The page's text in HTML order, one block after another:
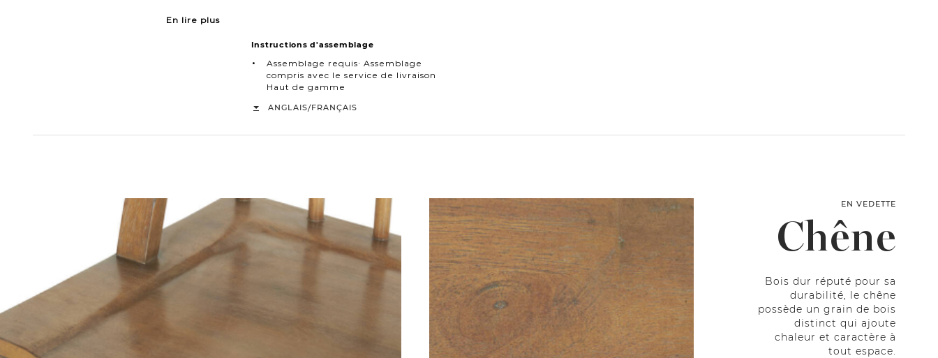
En lire plus
Instructions d'assemblage
Assemblage requis∙ Assemblage
compris avec le service de livraison
Haut de gamme
ANGLAIS/FRANÇAIS
EN VEDETTE
Chêne
Bois dur réputé pour sa
durabilité, le chêne
possède un grain de bois
distinct qui ajoute
chaleur et caractère à
tout espace.